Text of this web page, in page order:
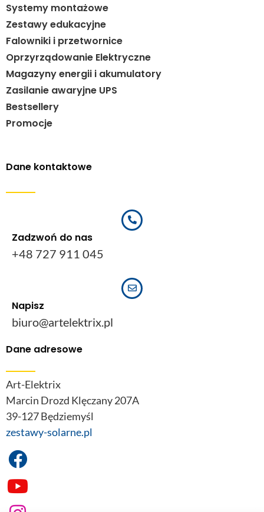
Systemy montażowe
Zestawy edukacyjne
Falowniki i przetwornice
Oprzyrządowanie Elektryczne
Magazyny energii i akumulatory
Zasilanie awaryjne UPS
Bestsellery
Promocje
Dane kontaktowe
Zadzwoń do nas
+48 727 911 045
Napisz
biuro@artelektrix.pl
Dane adresowe
Art-Elektrix
Marcin Drozd Klęczany 207A
39-127 Będziemyśl
zestawy-solarne.pl